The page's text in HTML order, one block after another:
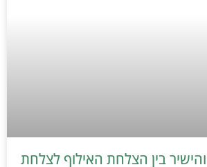
בין הצלחת האילוף לצלחת